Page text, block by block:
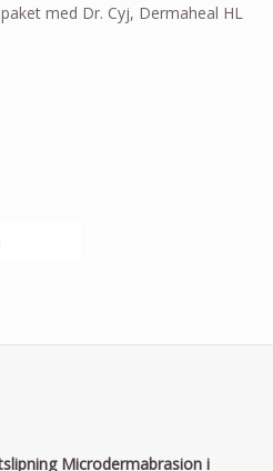
med Dr. Cyj, Dermaheal HL
Microdermabrasion i